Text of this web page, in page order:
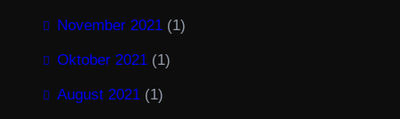
November 2021 (1)
Oktober 2021 (1)
August 2021 (1)